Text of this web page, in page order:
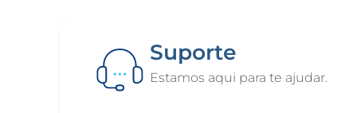
Suporte
Estamos aqui para te ajudar.